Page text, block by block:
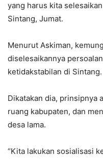
yang harus kita
Sintang, Jumat.
Menurut Askiman,
diselesaikannya
ketidakstabilan di Sintang.
Dikatakan dia, prinsipnya
ruang kabupaten, dan
desa lama.
“Kita lakukan sosialisasi